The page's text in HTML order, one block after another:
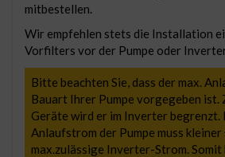
mitbestellen.
Wir empfehlen stets die Installation
Vorfilters vor der Pumpe oder
Bitte beachten Sie, dass der max.
Bauart Ihrer Pumpe vorgegeben ist.
Geräte wird er im Inverter begrenzt.
Anlaufstrom der Pumpe muss kleiner
max.zulässige Inverter-Strom. Somit